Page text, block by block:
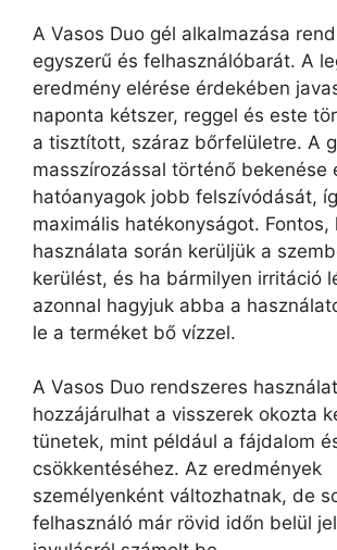
A Vasos Duo gél alkalmazása
egyszerű és felhasználóbarát. A
eredmény elérése érdekében
naponta kétszer, reggel és este
a tisztított, száraz bőrfelületre. A
masszírozással történő bekenése
hatóanyagok jobb felszívódását,
maximális hatékonyságot. Fontos,
használata során kerüljük a
kerülést, és ha bármilyen irritáció
azonnal hagyjuk abba a
le a terméket bő vízzel.
A Vasos Duo rendszeres
hozzájárulhat a visszerek okozta
tünetek, mint például a fájdalom
csökkentéséhez. Az eredmények
személyenként változhatnak, de
felhasználó már rövid időn belül